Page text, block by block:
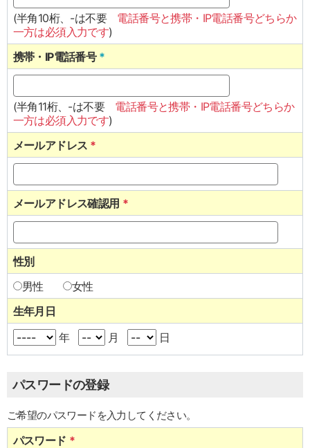
(半角10桁、-は不要 電話番号と携帯・IP電話番号どちらか
一方は必須入力です)
携帯・IP電話番号 *
(半角11桁、-は不要 電話番号と携帯・IP電話番号どちらか
一方は必須入力です)
メールアドレス *
メールアドレス確認用 *
性別
男性
女性
生年月日
年
月 日
パスワードの登録
ご希望のパスワードを入力してください。
パスワード *